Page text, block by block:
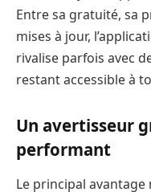
Entre sa gratuité, sa
mises à jour,
rivalise parfois avec
restant accessible à
Un avertisseur
performant
Le principal